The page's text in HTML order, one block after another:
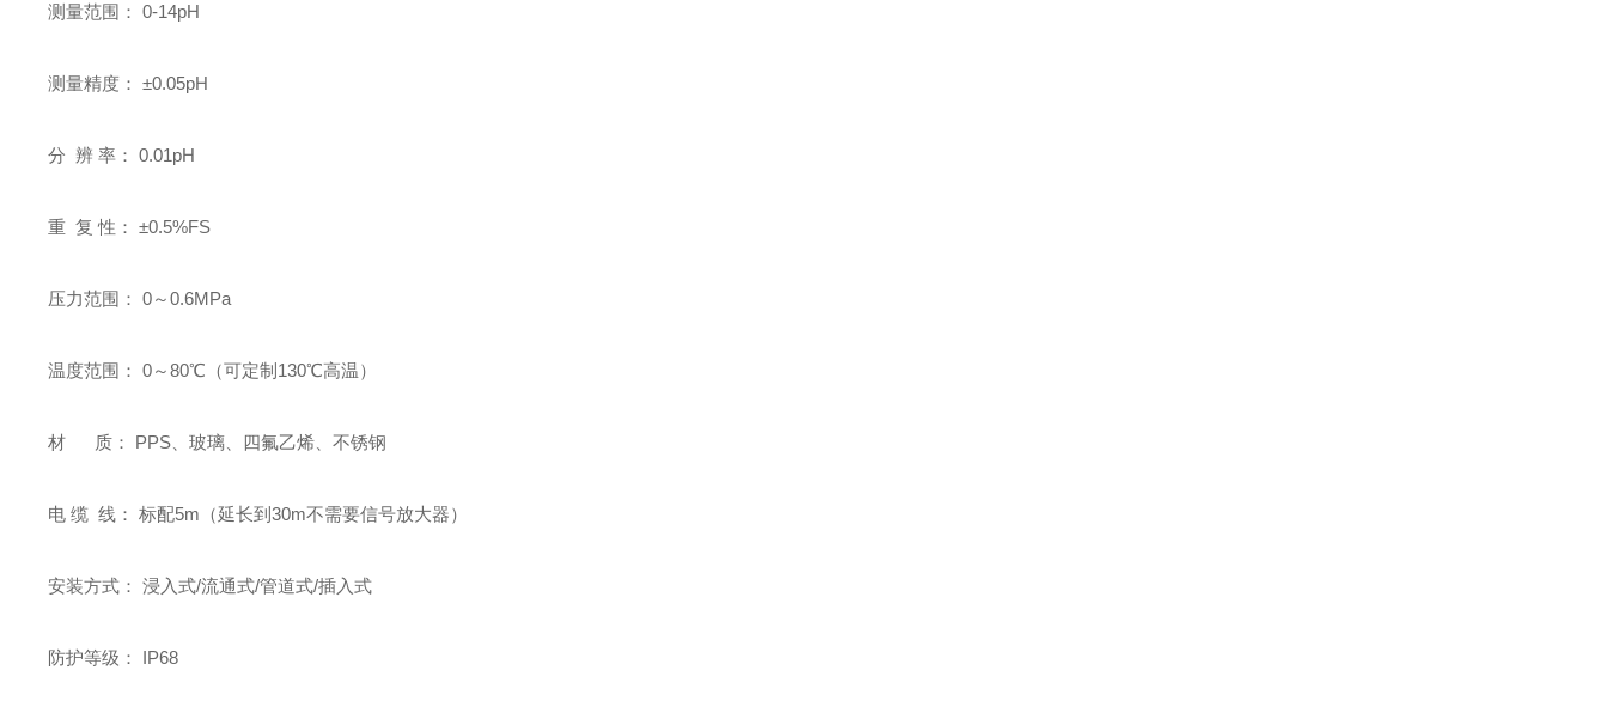
测量范围： 0-14pH
测量精度： ±0.05pH
分 辨 率： 0.01pH
重 复 性： ±0.5%FS
压力范围： 0～0.6MPa
温度范围： 0～80℃（可定制130℃高温）
材 质： PPS、玻璃、四氟乙烯、不锈钢
电 缆 线： 标配5m（延长到30m不需要信号放大器）
安装方式： 浸入式/流通式/管道式/插入式
防护等级： IP68